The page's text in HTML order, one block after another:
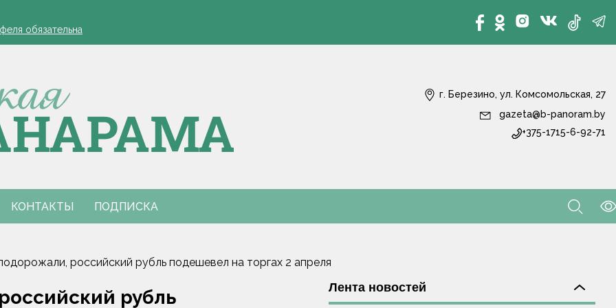
АПК
обязательна
Столинском районе
и предложил ускорить реализацию договоренностей
работодателей напомнили в Минтруда
АПК
обязательна
Столинском районе
и предложил ускорить реализацию договоренностей
работодателей напомнили в Минтруда
г. Березино, ул. Комсомольская, 27
gazeta@b-panoram.by
+375-1715-6-92-71
КОНТАКТЫ ПОДПИСКА
российский рубль подешевел на торгах 2 апреля
рубль
Лента новостей